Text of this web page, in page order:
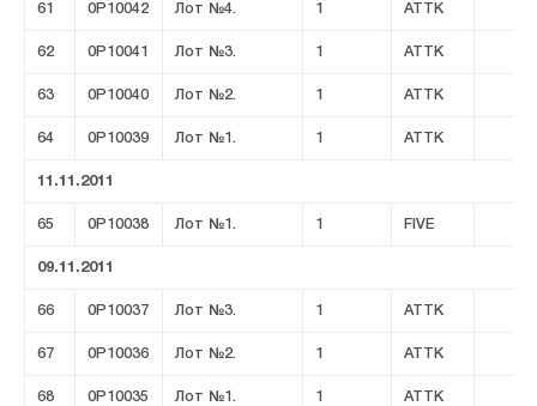
61 0P10042 Лот №4. 1 ATTK
62 0P10041 Лот №3. 1 ATTK
63 0P10040 Лот №2. 1 ATTK
64 0P10039 Лот №1. 1 ATTK
11.11.2011
65 0P10038 Лот №1. 1 FIVE
09.11.2011
66 0P10037 Лот №3. 1 ATTK
67 0P10036 Лот №2. 1 ATTK
68 0P10035 Лот №1. 1 ATTK